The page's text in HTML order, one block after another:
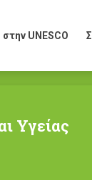
UNESCO
Υγείας